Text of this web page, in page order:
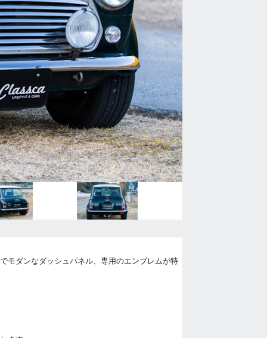
モダンなダッシュパネル、専用のエンブレムが特